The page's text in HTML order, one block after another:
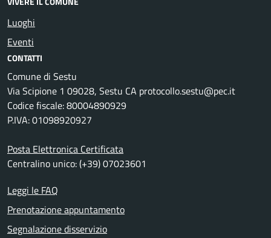
Luoghi
Eventi
CONTATTI
Comune di Sestu
Via Scipione 1 09028, Sestu CA protocollo.sestu@pec.it
Codice fiscale: 80004890929
P.IVA: 01098920927
Posta Elettronica Certificata
Centralino unico: (+39) 07023601
Leggi le FAQ
Prenotazione appuntamento
Segnalazione disservizio